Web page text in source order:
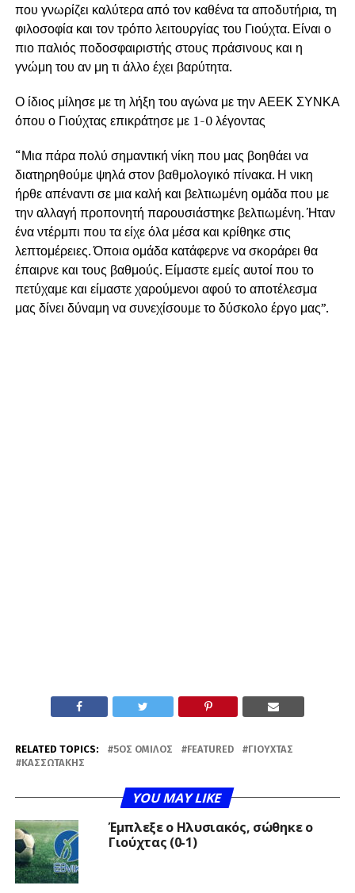
που γνωρίζει καλύτερα από τον καθένα τα αποδυτήρια, τη
φιλοσοφία και τον τρόπο λειτουργίας του Γιούχτα. Είναι ο
πιο παλιός ποδοσφαιριστής στους πράσινους και η
γνώμη του αν μη τι άλλο έχει βαρύτητα.
Ο ίδιος μίλησε με τη λήξη του αγώνα με την ΑΕΕΚ ΣΥΝΚΑ
όπου ο Γιούχτας επικράτησε με 1-0 λέγοντας
“Μια πάρα πολύ σημαντική νίκη που μας βοηθάει να
διατηρηθούμε ψηλά στον βαθμολογικό πίνακα. Η νικη
ήρθε απέναντι σε μια καλή και βελτιωμένη ομάδα που με
την αλλαγή προπονητή παρουσιάστηκε βελτιωμένη. Ήταν
ένα ντέρμπι που τα είχε όλα μέσα και κρίθηκε στις
λεπτομέρειες. Όποια ομάδα κατάφερνε να σκοράρει θα
έπαιρνε και τους βαθμούς. Είμαστε εμείς αυτοί που το
πετύχαμε και είμαστε χαρούμενοι αφού το αποτέλεσμα
μας δίνει δύναμη να συνεχίσουμε το δύσκολο έργο μας”.
RELATED TOPICS: 5ΟΣ ΌΜΙΛΟΣ FEATURED
ΓΙΟΎΧΤΑΣ
ΚΑΣΣΩΤΆΚΗΣ
YOU MAY LIKE
Έμπλεξε ο Ηλυσιακός, σώθηκε ο
Γιούχτας (0-1)